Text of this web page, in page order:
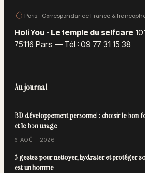
Paris · Correspondance France &
Holi You - Le temple du selfcare
75116 Paris — Tél : 09 77 31 15 38
Au journal
BD développement personnel : choisir le bon
et le bon usage
6 AOÛT 2026
3 gestes pour nettoyer, hydrater et protéger
est un homme